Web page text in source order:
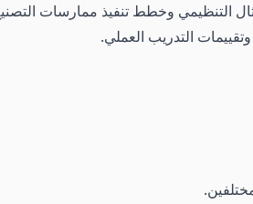
التنظيمي وخطط تنفيذ ممارسات
التدريب العملي.